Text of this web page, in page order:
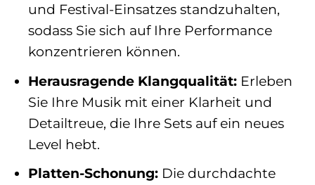
und Festival-Einsatzes standzuhalten,
sodass Sie sich auf Ihre Performance
konzentrieren können.
Herausragende Klangqualität:Erleben
Sie Ihre Musik mit einer Klarheit und
Detailtreue, die Ihre Sets auf ein neues
Level hebt.
Platten-Schonung:Die durchdachte